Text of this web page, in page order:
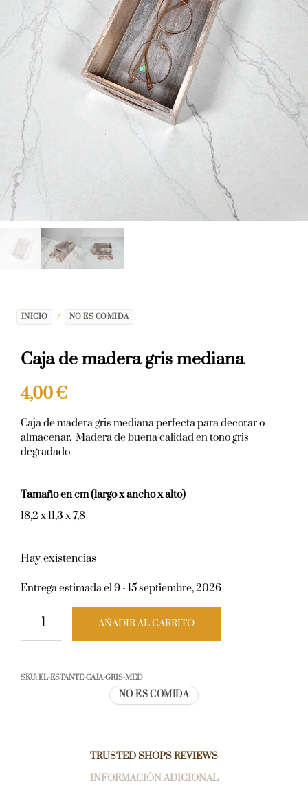
INICIO / NO ES COMIDA
Caja de madera gris mediana
4,00€
Caja de madera gris mediana perfecta para decorar o
almacenar. Madera de buena calidad en tono gris
degradado.
Tamaño en cm (largo x ancho x alto)
18,2 x 11,3 x 7,8
Hay existencias
Entrega estimada el 9 - 15 septiembre, 2026
AÑADIR AL CARRITO
SKU:EL-ESTANTE-CAJA-GRIS-MED
NO ES COMIDA
TRUSTED SHOPS REVIEWS
INFORMACIÓN ADICIONAL